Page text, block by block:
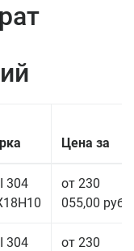
Цена за
304
от 230
055,00 руб.
304
от 230